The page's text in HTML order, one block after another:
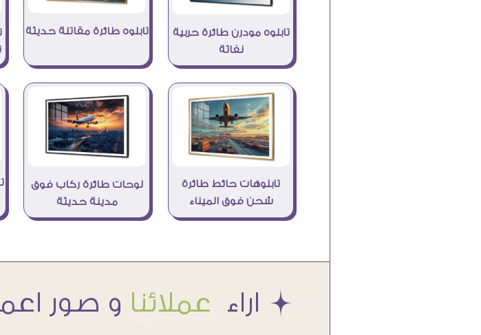
تابلوه مودرن طائرة حربية
نفاثة
تابلوه طائرة مقاتلة حديثة
تابلوهات حائط طائرة
شحن فوق الميناء
لوحات طائرة ركاب فوق
مدينة حديثة
Æ اراء عملائنا و صور